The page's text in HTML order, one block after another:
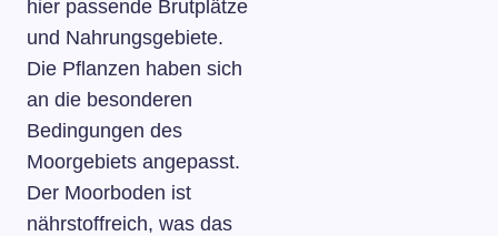
hier passende Brutplätze
und Nahrungsgebiete.
Die Pflanzen haben sich
an die besonderen
Bedingungen des
Moorgebiets angepasst.
Der Moorboden ist
nährstoffreich, was das